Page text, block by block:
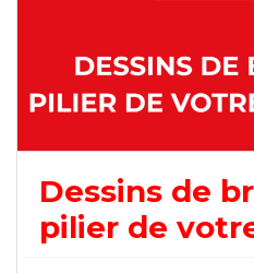
Dessins de
pilier de